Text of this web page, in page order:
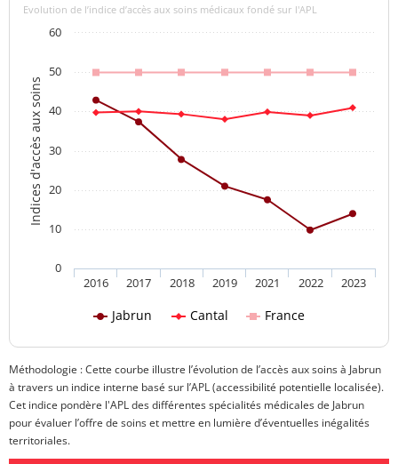
Indices d'accès aux soins
Evolution de l’indice d’accès aux soins médicaux fondé sur l'APL
Jabrun Cantal France
2016 2017 2018 2019 2021 2022 2023
0
10
20
30
40
50
60
Méthodologie : Cette courbe illustre l’évolution de l’accès aux soins à Jabrun
à travers un indice interne basé sur l’APL (accessibilité potentielle localisée).
Cet indice pondère l'APL des différentes spécialités médicales de Jabrun
pour évaluer l’offre de soins et mettre en lumière d’éventuelles inégalités
territoriales.